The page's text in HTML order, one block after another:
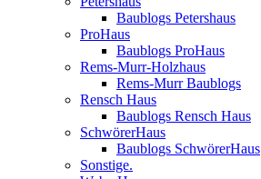
Baublogs Petershaus
ProHaus
Baublogs ProHaus
Rems-Murr-Holzhaus
Rems-Murr Baublogs
Rensch Haus
Baublogs Rensch Haus
SchwörerHaus
Baublogs SchwörerHaus
Sonstige.